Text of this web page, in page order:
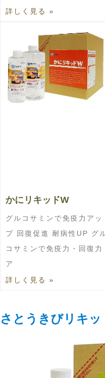
詳しく見る »
かにリキッドW
グルコサミンで免疫力アッ
プ 回復促進 耐病性UP グ
コサミンで免疫力・回復力
ア
詳しく見る »
さとうきびリキッ